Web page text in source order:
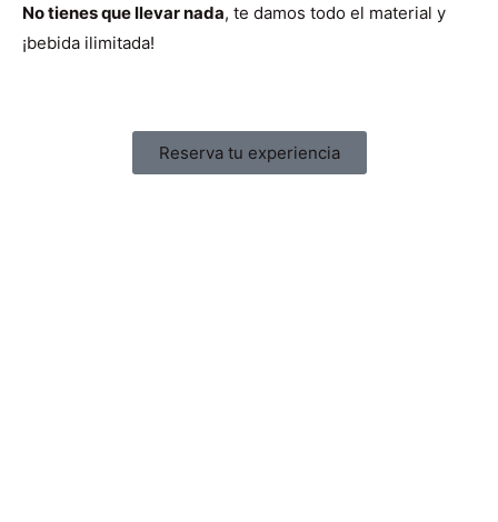
No tienes que llevar nada, te damos todo el material y
¡bebida ilimitada!
Reserva tu experiencia